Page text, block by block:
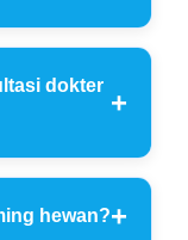
dokter
hewan?